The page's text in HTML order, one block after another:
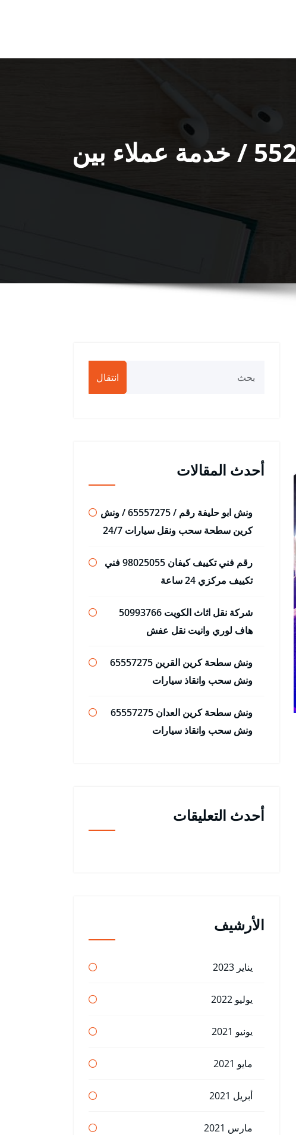
رقم هاتف بي ان سبورت الرميثية / 55277077 / خدمة عملاء بين
انتقال
أحدث المقالات
ونش ابو حليفة رقم / 65557275 / ونش
كرين سطحة سحب ونقل سيارات 24/7
رقم فني تكييف كيفان 98025055 فني
تكييف مركزي 24 ساعة
شركة نقل اثاث الكويت 50993766
هاف لوري وانيت نقل عفش
ونش سطحة كرين القرين 65557275
ونش سحب وانقاذ سيارات
ونش سطحة كرين العدان 65557275
ونش سحب وانقاذ سيارات
أحدث التعليقات
الأرشيف
يناير 2023
يوليو 2022
يونيو 2021
مايو 2021
أبريل 2021
مارس 2021